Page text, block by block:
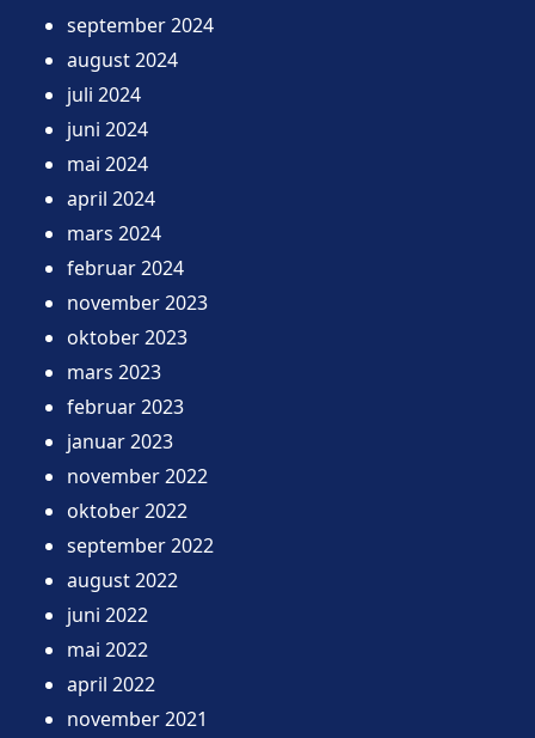
september 2024
august 2024
juli 2024
juni 2024
mai 2024
april 2024
mars 2024
februar 2024
november 2023
oktober 2023
mars 2023
februar 2023
januar 2023
november 2022
oktober 2022
september 2022
august 2022
juni 2022
mai 2022
april 2022
november 2021